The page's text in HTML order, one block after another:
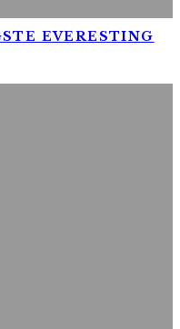
EVERESTING